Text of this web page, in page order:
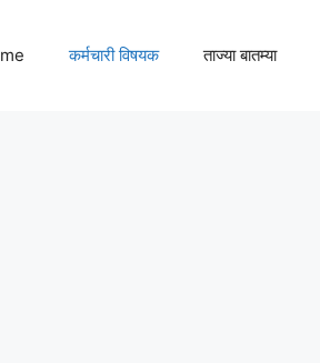
कर्मचारी विषयक ताज्या बातम्या